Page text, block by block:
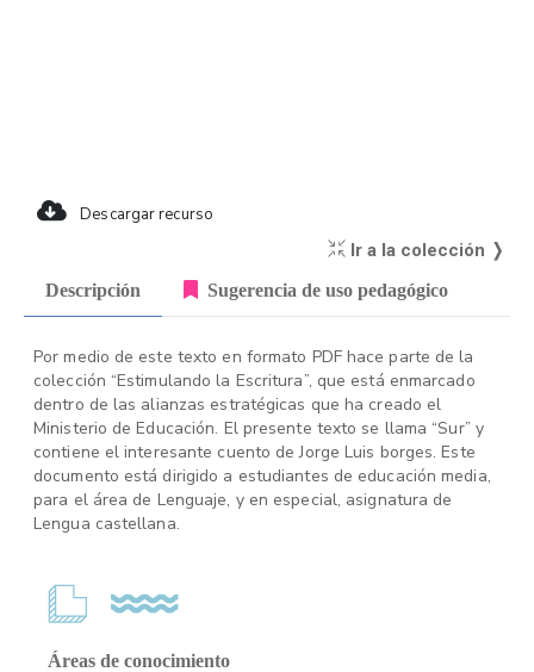
Descargar recurso
Ir a la colección ❭
Descripción Sugerencia de uso pedagógico
Por medio de este texto en formato PDF hace parte de la
colección “Estimulando la Escritura”, que está enmarcado
dentro de las alianzas estratégicas que ha creado el
Ministerio de Educación. El presente texto se llama “Sur” y
contiene el interesante cuento de Jorge Luis borges. Este
documento está dirigido a estudiantes de educación media,
para el área de Lenguaje, y en especial, asignatura de
Lengua castellana.
Áreas de conocimiento